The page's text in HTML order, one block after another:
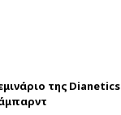
της Dianetics